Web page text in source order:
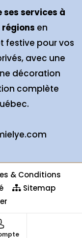
ses services à
en
festive pour vos
avec une
décoration
complète
& Conditions
Sitemap